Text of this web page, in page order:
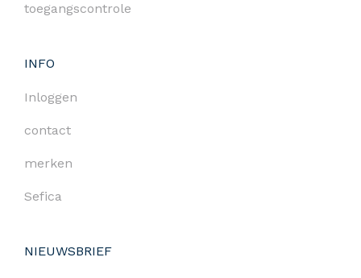
toegangscontrole
INFO
Inloggen
contact
merken
Sefica
NIEUWSBRIEF